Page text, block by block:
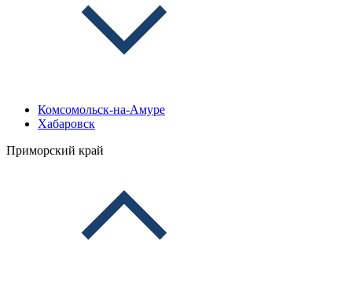
Комсомольск-на-Амуре
Хабаровск
Приморский край